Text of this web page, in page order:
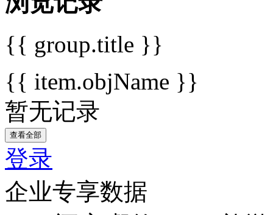
{{ group.title }}
{{ item.objName }}
暂无记录
查看全部
登录
企业专享数据